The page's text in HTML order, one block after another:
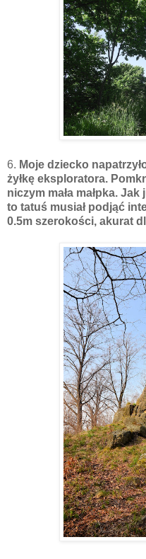
6. Moje dziecko
żyłkę eksploratora.
niczym mała małpka.
to tatuś musiał podjąć
0.5m szerokości, akurat